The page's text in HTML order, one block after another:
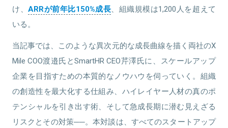
け、ARRが前年比150%成長、組織規模は1,200人を超えて
いる。
当記事では、このような異次元的な成長曲線を描く両社のX
Mile COO渡邉氏とSmartHR CEO芹澤氏に、スケールアップ
企業を目指すための本質的なノウハウを伺っていく。組織
の創造性を最大化する仕組み、ハイレイヤー人材の真のポ
テンシャルを引き出す術、そして急成長期に潜む見えざる
リスクとその対策──。本対談は、すべてのスタートアップ